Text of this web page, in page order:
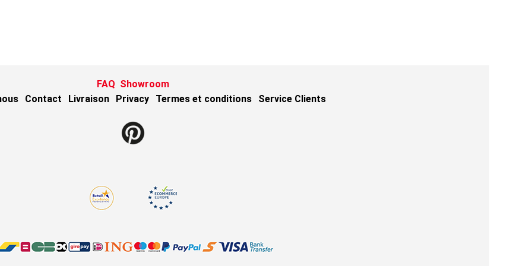
FAQ Showroom
Contact Livraison Privacy Termes et conditions Service Clients